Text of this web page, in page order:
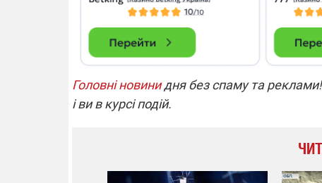
Головні новинидня без спаму та реклами!
і ви в курсі подій.